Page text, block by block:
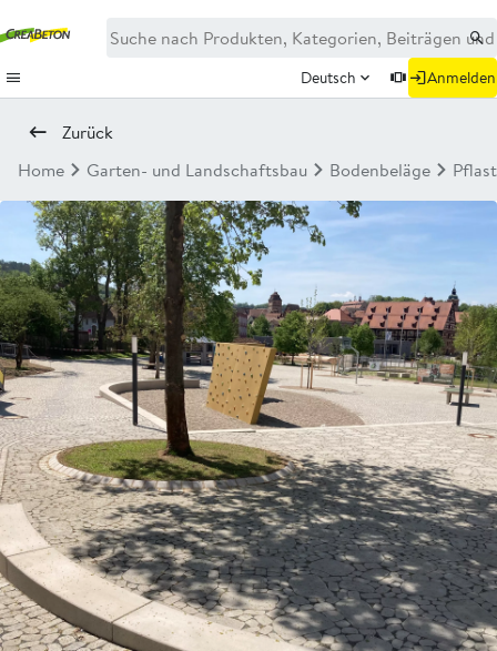
Deutsch Anmelden
Zurück
Home
Garten- und Landschaftsbau Bodenbeläge